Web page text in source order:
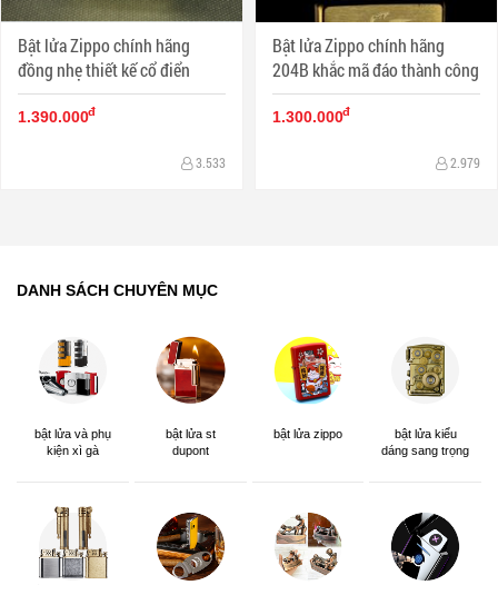
Bật lửa Zippo chính hãng
đồng nhẹ thiết kế cổ điển
1.390.000đ
3.533
Bật lửa Zippo chính hãng
204B khắc mã đáo thành công
1.300.000đ
2.979
DANH SÁCH CHUYÊN MỤC
bật lửa và phụ
kiện xì gà
bật lửa st
dupont
bật lửa zippo
bật lửa kiểu
dáng sang trọng